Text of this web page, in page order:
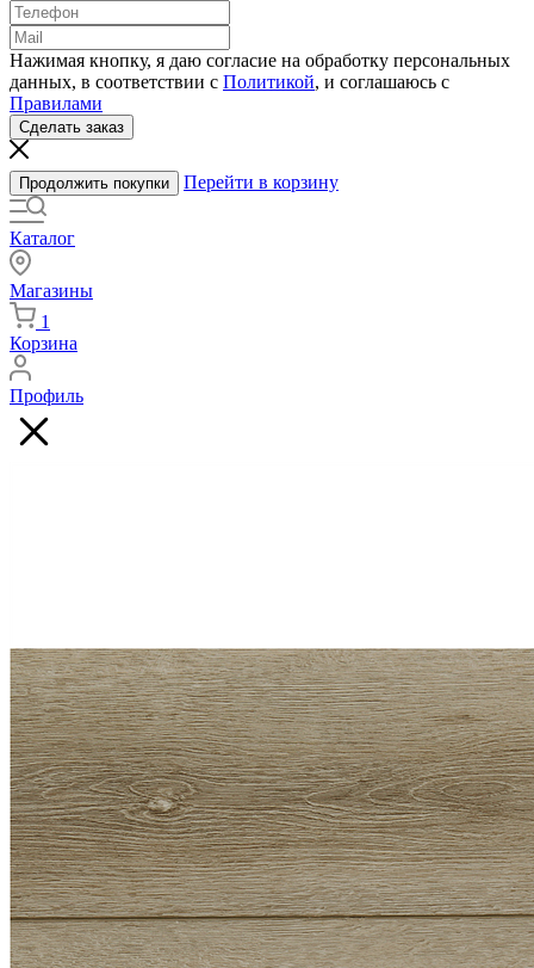
Нажимая кнопку, я даю согласие на обработку персональных
данных, в соответствии с Политикой, и соглашаюсь с
Правилами
Сделать заказ
Продолжить покупки Перейти в корзину
Каталог
Магазины
1
Корзина
Профиль